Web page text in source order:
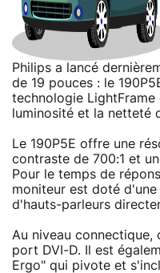
Philips a lancé
de 19 pouces : le
technologie LightFrame
luminosité et la netteté
Le 190P5E offre une
contraste de 700:1 et
Pour le temps de
moniteur est doté
d'hauts-parleurs
Au niveau
port DVI-D. Il est
Ergo" qui pivote et